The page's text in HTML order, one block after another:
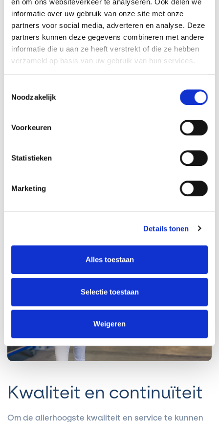
informatie over uw gebruik van onze site met onze
partners voor social media, adverteren en analyse. Deze
partners kunnen deze gegevens combineren met andere
informatie die u aan ze heeft verstrekt of die ze hebben
verzameld op basis van uw gebruik van hun services.
Noodzakelijk
Voorkeuren
Statistieken
Marketing
Details tonen
Alles toestaan
Selectie toestaan
Weigeren
Zeer uitgebreid
assortiment
Met zes importeurschappen voor Nederland
beschikken wij over een ruim magazijn met meer
wij voor diverse klanten een constant roulerende
geen omkijken naar de beschikbaarheid van hun
producten en logistieke afhandeling van hun
bestellingen. Onze producten worden dagelijks
opgehaald en de volgende dag al bezorgd, maar
Kwaliteit en continuïteit
Om de allerhoogste kwaliteit en service te kunnen